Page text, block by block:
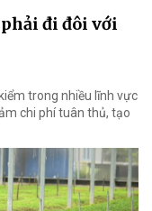
đi đôi với
trong nhiều lĩnh vực
chi phí tuân thủ, tạo